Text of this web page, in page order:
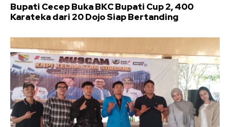
Bupati Cecep Buka BKC Bupati Cup 2, 400
Karateka dari 20 Dojo Siap Bertanding